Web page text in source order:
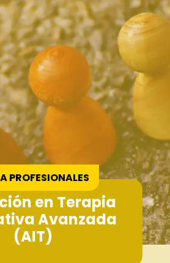
en Terapia
Avanzada
(AIT)